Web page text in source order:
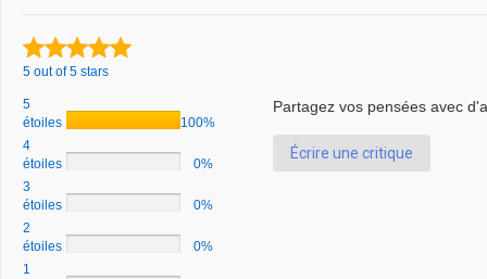
5 out of 5 stars
5
étoiles
100%
4
étoiles
0%
3
étoiles
0%
2
étoiles
0%
1
Partagez vos pensées avec
Écrire une critique